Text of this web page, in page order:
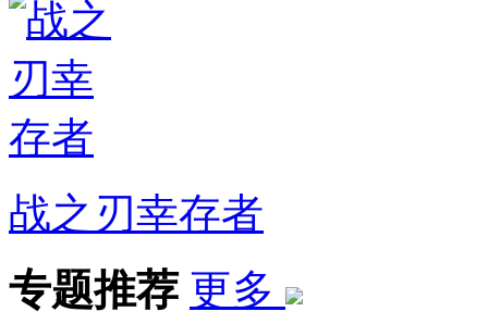
战之刃幸存者
专题推荐 更多